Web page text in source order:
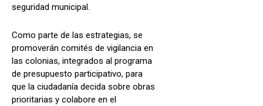
seguridad municipal.
Como parte de las estrategias, se
promoverán comités de vigilancia en
las colonias, integrados al programa
de presupuesto participativo, para
que la ciudadanía decida sobre obras
prioritarias y colabore en el